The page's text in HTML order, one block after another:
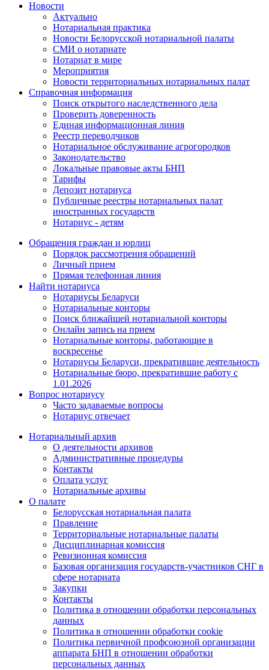
Новости
Актуально
Нотариальная практика
Новости Белорусской нотариальной палаты
СМИ о нотариате
Нотариат в мире
Мероприятия
Новости территориальных нотариальных палат
Справочная информация
Поиск открытого наследственного дела
Проверить доверенность
Единая информационная линия
Реестр переводчиков
Нотариальное обслуживание агрогородков
Законодательство
Локальные правовые акты БНП
Тарифы
Депозит нотариуса
Публичные реестры нотариальных палат
иностранных государств
Нотариус - детям
Обращения граждан и юрлиц
Порядок рассмотрения обращений
Личный прием
Прямая телефонная линия
Найти нотариуса
Нотариусы Беларуси
Нотариальные конторы
Поиск ближайшей нотариальной конторы
Онлайн запись на прием
Нотариальные конторы, работающие в
воскресенье
Нотариусы Беларуси, прекратившие деятельность
Нотариальные бюро, прекратившие работу с
1.01.2026
Вопрос нотариусу
Часто задаваемые вопросы
Нотариус отвечает
Нотариальный архив
О деятельности архивов
Административные процедуры
Контакты
Оплата услуг
Нотариальные архивы
О палате
Белорусская нотариальная палата
Правление
Территориальные нотариальные палаты
Дисциплинарная комиссия
Ревизионная комиссия
Базовая организация государств-участников СНГ в
сфере нотариата
Закупки
Контакты
Политика в отношении обработки персональных
данных
Политика в отношении обработки cookie
Политика первичной профсоюзной организации
аппарата БНП в отношении обработки
персональных данных